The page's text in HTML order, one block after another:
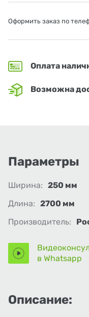
Оформить заказ по
Оплата
Возможна
Параметры
Ширина: 250 мм
Длина: 2700 мм
Производитель:
в Whatsapp
Описание: